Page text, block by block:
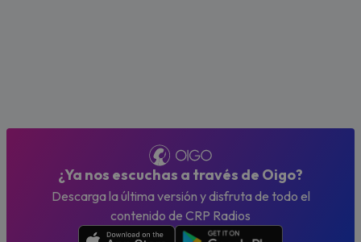
¿Ya nos escuchas a través de Oigo?
Descarga la última versión y disfruta de todo el
contenido de CRP Radios